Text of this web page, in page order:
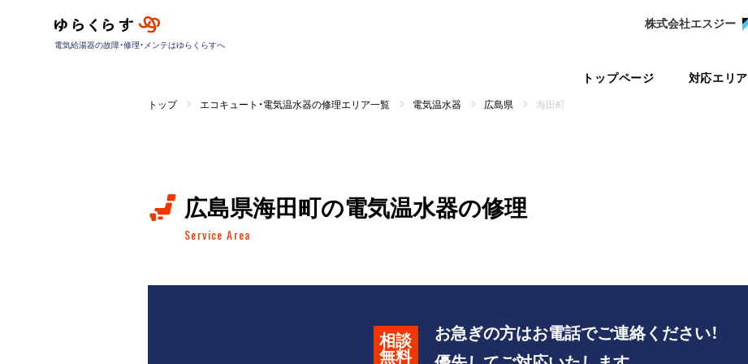
電気給湯器の故障・修理・メンテはゆらくらすへ
株式会社エスジー
トップページ 対応エリア
トップ エコキュート・電気温水器の修理エリア一覧 電気温水器 広島県 海田町
広島県海田町の電気温水器の修理
Service Area
相談
無料
お急ぎの方はお電話でご連絡ください！